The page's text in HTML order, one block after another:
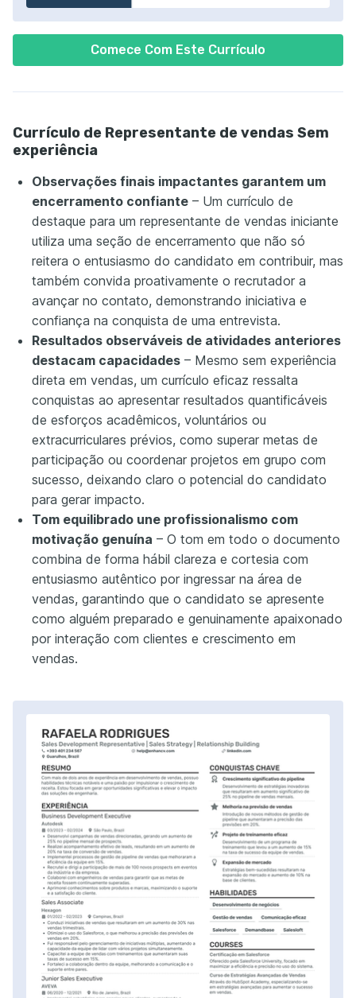
Comece Com Este Currículo
Currículo de Representante de vendas Sem
experiência
Observações finais impactantes garantem um
encerramento confiante – Um currículo de
destaque para um representante de vendas iniciante
utiliza uma seção de encerramento que não só
reitera o entusiasmo do candidato em contribuir, mas
também convida proativamente o recrutador a
avançar no contato, demonstrando iniciativa e
confiança na conquista de uma entrevista.
Resultados observáveis de atividades anteriores
destacam capacidades – Mesmo sem experiência
direta em vendas, um currículo eficaz ressalta
conquistas ao apresentar resultados quantificáveis
de esforços acadêmicos, voluntários ou
extracurriculares prévios, como superar metas de
participação ou coordenar projetos em grupo com
sucesso, deixando claro o potencial do candidato
para gerar impacto.
Tom equilibrado une profissionalismo com
motivação genuína – O tom em todo o documento
combina de forma hábil clareza e cortesia com
entusiasmo autêntico por ingressar na área de
vendas, garantindo que o candidato se apresente
como alguém preparado e genuinamente apaixonado
por interação com clientes e crescimento em
vendas.